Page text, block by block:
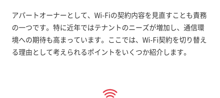
アパートオーナーとして、Wi-Fiの契約内容を見直すことも責務
の一つです。特に近年ではテナントのニーズが増加し、通信環
境への期待も高まっています。ここでは、Wi-Fi契約を切り替え
る理由として考えられるポイントをいくつか紹介します。